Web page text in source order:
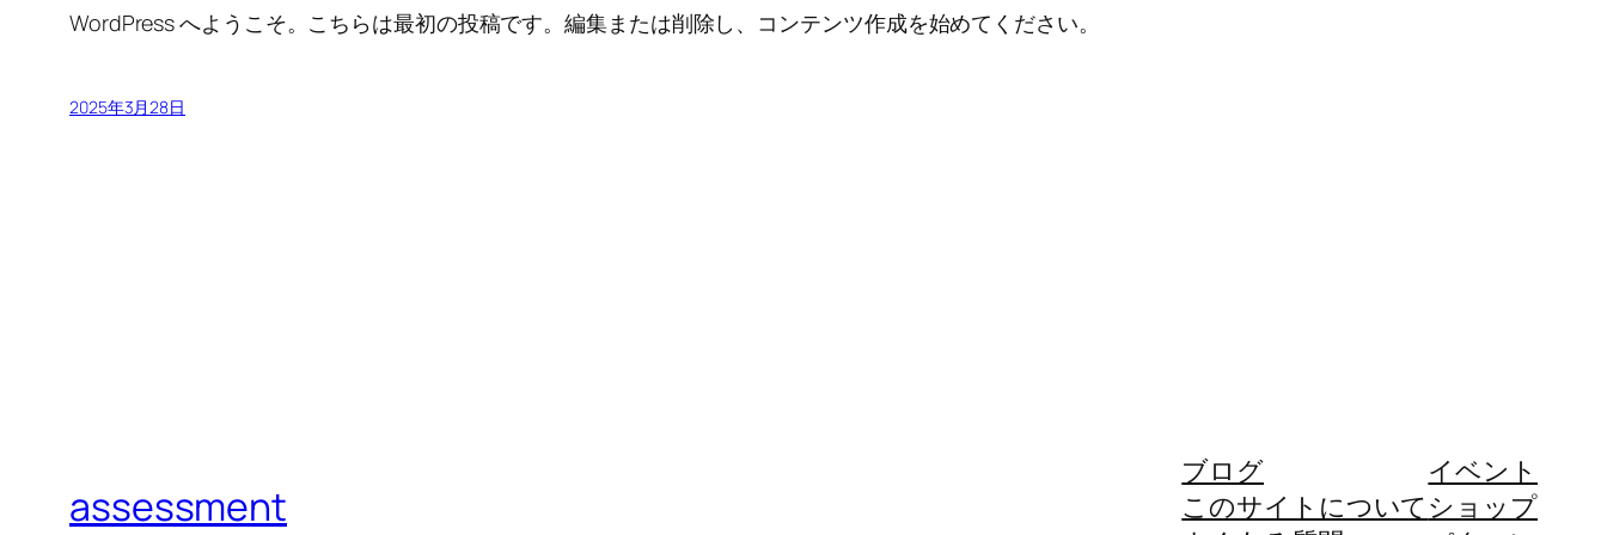
WordPress へようこそ。こちらは最初の投稿です。編集または削除し、コンテンツ作成を始めてください。
2025年3月28日
assessment
ブログ
このサイトについて
イベント
ショップ